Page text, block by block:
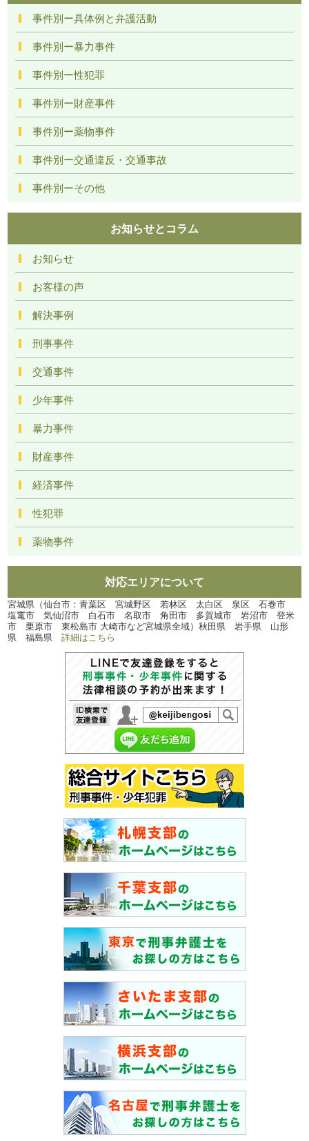
事件別ー具体例と弁護活動
事件別ー暴力事件
事件別ー性犯罪
事件別ー財産事件
事件別ー薬物事件
事件別ー交通違反・交通事故
事件別ーその他
お知らせとコラム
お知らせ
お客様の声
解決事例
刑事事件
交通事件
少年事件
暴力事件
財産事件
経済事件
性犯罪
薬物事件
対応エリアについて
宮城県（仙台市：青葉区 宮城野区 若林区 太白区 泉区 石巻市
塩竃市 気仙沼市 白石市 名取市 角田市 多賀城市 岩沼市 登米
市 栗原市 東松島市 大崎市など宮城県全域）秋田県 岩手県 山形
県 福島県詳細はこちら